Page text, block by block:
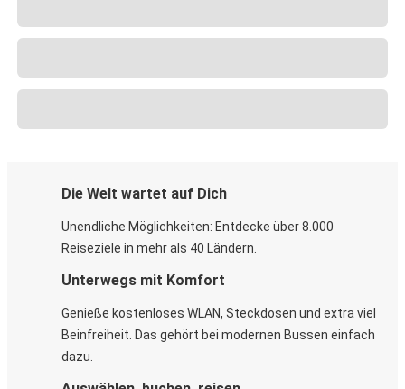
Die Welt wartet auf Dich
Unendliche Möglichkeiten: Entdecke über 8.000
Reiseziele in mehr als 40 Ländern.
Unterwegs mit Komfort
Genieße kostenloses WLAN, Steckdosen und extra viel
Beinfreiheit. Das gehört bei modernen Bussen einfach
dazu.